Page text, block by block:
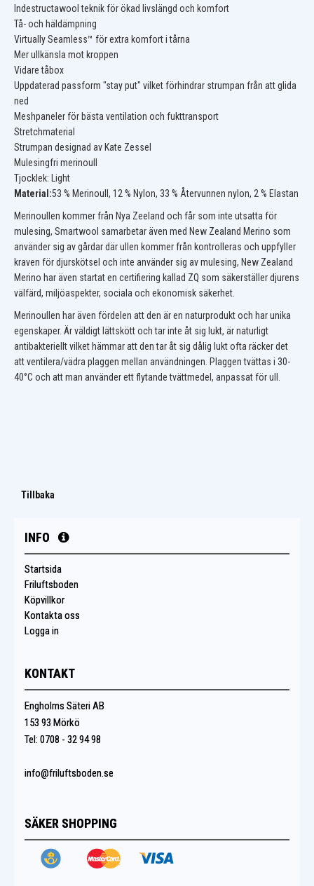
Indestructawool teknik för ökad livslängd och komfort
Tå- och häldämpning
Virtually Seamless™ för extra komfort i tårna
Mer ullkänsla mot kroppen
Vidare tåbox
Uppdaterad passform "stay put" vilket förhindrar strumpan från att glida
ned
Meshpaneler för bästa ventilation och fukttransport
Stretchmaterial
Strumpan designad av Kate Zessel
Mulesingfri merinoull
Tjocklek: Light
Material:53 % Merinoull, 12 % Nylon, 33 % Återvunnen nylon, 2 % Elastan
Merinoullen kommer från Nya Zeeland och får som inte utsatta för
mulesing, Smartwool samarbetar även med New Zealand Merino som
använder sig av gårdar där ullen kommer från kontrolleras och uppfyller
kraven för djurskötsel och inte använder sig av mulesing, New Zealand
Merino har även startat en certifiering kallad ZQ som säkerställer djurens
välfärd, miljöaspekter, sociala och ekonomisk säkerhet.
Merinoullen har även fördelen att den är en naturprodukt och har unika
egenskaper. Är väldigt lättskött och tar inte åt sig lukt, är naturligt
antibakteriellt vilket hämmar att den tar åt sig dålig lukt ofta räcker det
att ventilera/vädra plaggen mellan användningen. Plaggen tvättas i 30-
40°C och att man använder ett flytande tvättmedel, anpassat för ull.
Tillbaka
INFO
Startsida
Friluftsboden
Köpvillkor
Kontakta oss
Logga in
KONTAKT
Engholms Säteri AB
153 93 Mörkö
Tel: 0708 - 32 94 98
info@friluftsboden.se
SÄKER SHOPPING